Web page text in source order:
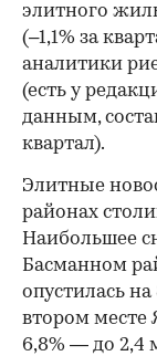
элитного
(–1,1% за
аналитики
(есть у
данным,
квартал).
Элитные
районах
Наибольшее
Басманном
опустилась
втором месте
6,8% — до 2,4